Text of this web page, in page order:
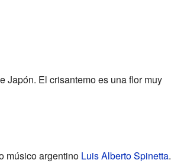
Japón. El crisantemo es una flor muy
músico argentino Luis Alberto Spinetta.